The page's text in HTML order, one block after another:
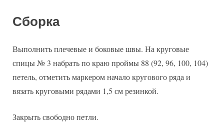
Сборка
Выполнить плечевые и боковые швы. На круговые
спицы № 3 набрать по краю проймы 88 (92, 96, 100, 104)
петель, отметить маркером начало кругового ряда и
вязать круговыми рядами 1,5 см резинкой.
Закрыть свободно петли.